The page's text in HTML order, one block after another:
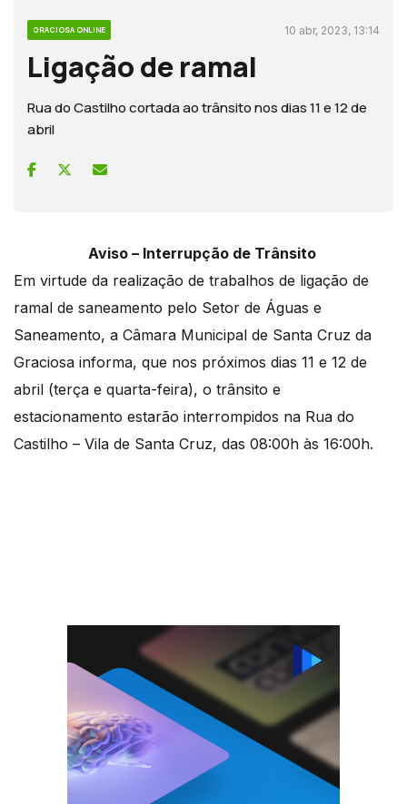
GRACIOSA ONLINE 10 abr, 2023, 13:14
Ligação de ramal
Rua do Castilho cortada ao trânsito nos dias 11 e 12 de
abril
Aviso – Interrupção de Trânsito
Em virtude da realização de trabalhos de ligação de
ramal de saneamento pelo Setor de Águas e
Saneamento, a Câmara Municipal de Santa Cruz da
Graciosa informa, que nos próximos dias 11 e 12 de
abril (terça e quarta-feira), o trânsito e
estacionamento estarão interrompidos na Rua do
Castilho – Vila de Santa Cruz, das 08:00h às 16:00h.